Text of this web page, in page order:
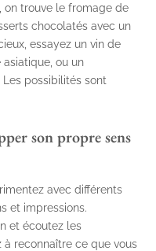
on trouve le fromage de
chocolatés avec un
essayez un vin de
ou un
possibilités sont
son propre sens
avec différents
et impressions.
et écoutez les
reconnaître ce que vous